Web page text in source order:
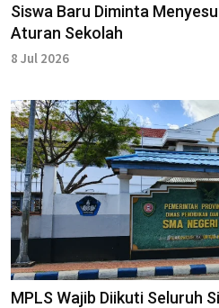
Siswa Baru Diminta
Aturan Sekolah
8 Jul 2026
MPLS Wajib Diikuti Seluruh